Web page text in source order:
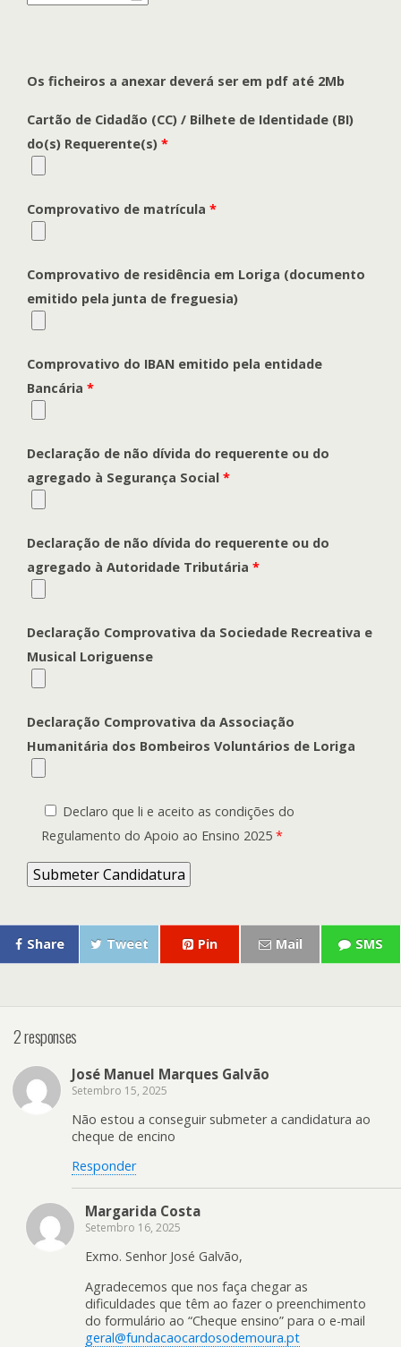
Os ficheiros a anexar deverá ser em pdf até 2Mb
Cartão de Cidadão (CC) / Bilhete de Identidade (BI)
do(s) Requerente(s) *
Comprovativo de matrícula *
Comprovativo de residência em Loriga (documento
emitido pela junta de freguesia)
Comprovativo do IBAN emitido pela entidade
Bancária *
Declaração de não dívida do requerente ou do
agregado à Segurança Social *
Declaração de não dívida do requerente ou do
agregado à Autoridade Tributária *
Declaração Comprovativa da Sociedade Recreativa e
Musical Loriguense
Declaração Comprovativa da Associação
Humanitária dos Bombeiros Voluntários de Loriga
Declaro que li e aceito as condições do
Regulamento do Apoio ao Ensino 2025 *
Share Tweet Pin Mail SMS
2 responses
José Manuel Marques Galvão
Setembro 15, 2025
Não estou a conseguir submeter a candidatura ao
cheque de encino
Responder
Margarida Costa
Setembro 16, 2025
Exmo. Senhor José Galvão,
Agradecemos que nos faça chegar as
dificuldades que têm ao fazer o preenchimento
do formulário ao “Cheque ensino” para o e-mail
geral@fundacaocardosodemoura.pt